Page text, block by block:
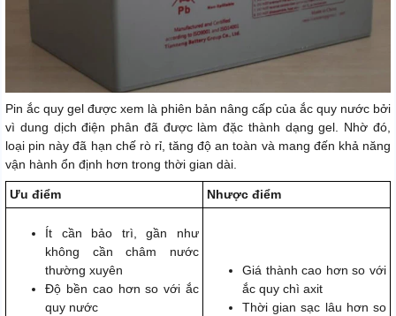
Pin ắc quy gel được xem là phiên bản nâng cấp của ắc quy nước bởi
vì dung dịch điện phân đã được làm đặc thành dạng gel. Nhờ đó,
loại pin này đã hạn chế rò rỉ, tăng độ an toàn và mang đến khả năng
vận hành ổn định hơn trong thời gian dài.
Ưu điểm Nhược điểm
Ít cần bảo trì, gần như
không cần châm nước
thường xuyên
Độ bền cao hơn so với ắc
quy nước
Giá thành cao hơn so với
ắc quy chì axit
Thời gian sạc lâu hơn so